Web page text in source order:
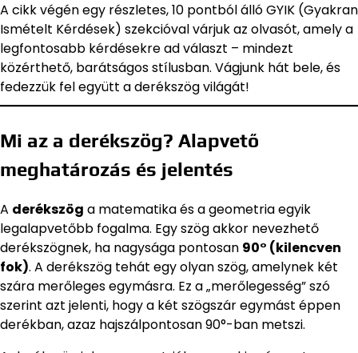
A cikk végén egy részletes, 10 pontból álló GYIK (Gyakran
Ismételt Kérdések) szekcióval várjuk az olvasót, amely a
legfontosabb kérdésekre ad választ – mindezt
közérthető, barátságos stílusban. Vágjunk hát bele, és
fedezzük fel együtt a derékszög világát!
Mi az a derékszög? Alapvető
meghatározás és jelentés
A derékszög a matematika és a geometria egyik
legalapvetőbb fogalma. Egy szög akkor nevezhető
derékszögnek, ha nagysága pontosan 90° (kilencven
fok). A derékszög tehát egy olyan szög, amelynek két
szára merőleges egymásra. Ez a „merőlegesség” szó
szerint azt jelenti, hogy a két szögszár egymást éppen
derékban, azaz hajszálpontosan 90°-ban metszi.